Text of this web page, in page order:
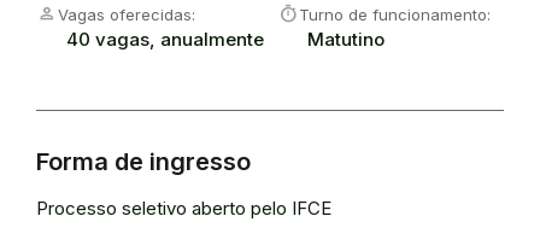
person Vagas oferecidas:
40 vagas, anualmente
timerTurno de funcionamento:
Matutino
Forma de ingresso
Processo seletivo aberto pelo IFCE